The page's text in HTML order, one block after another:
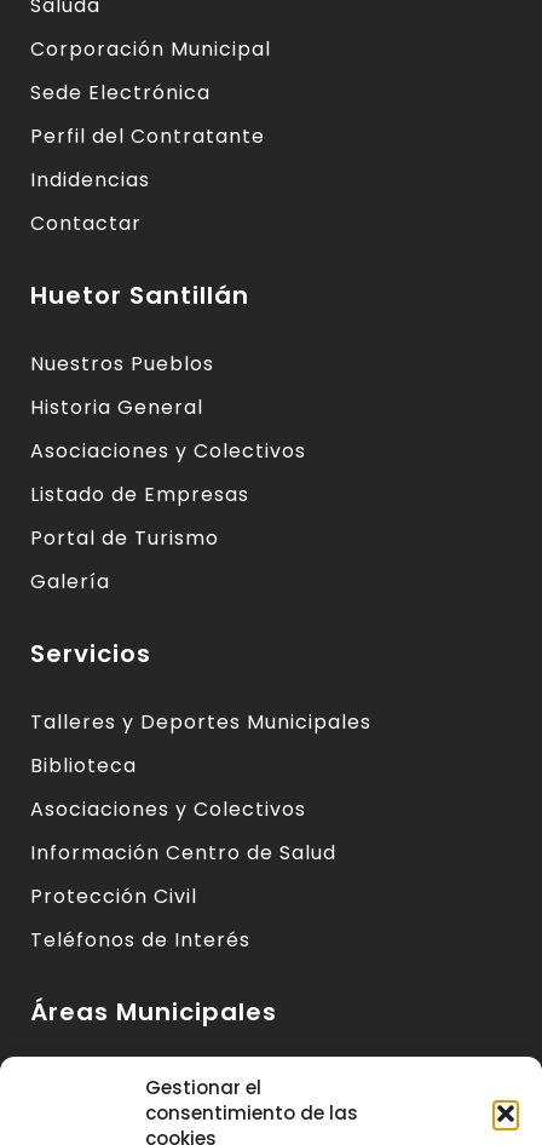
Gestionar el
consentimiento de las
cookies
Corporación Municipal
Sede Electrónica
Perfil del Contratante
Indidencias
Contactar
Huetor Santillán
Nuestros Pueblos
Historia General
Asociaciones y Colectivos
Listado de Empresas
Portal de Turismo
Galería
Servicios
Talleres y Deportes Municipales
Biblioteca
Asociaciones y Colectivos
Información Centro de Salud
Protección Civil
Teléfonos de Interés
Áreas Municipales
Urbanismo y Vivienda
Medio Ambiente y Sanidad